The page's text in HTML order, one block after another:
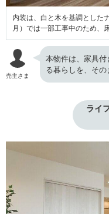
内装は、白と木を基調とした
月）では一部工事中のため、
売主さま
本物件は、家具
る暮らしを、その
ライ